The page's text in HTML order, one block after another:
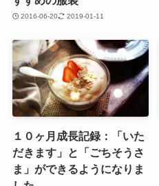
2016-06-20 2019-01-11
１０ヶ月成長記録：「いた
だきます」と「ごちそうさ
ま」ができるようになりま